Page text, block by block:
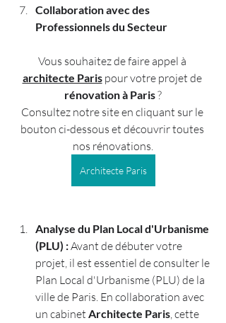
Collaboration avec des
Professionnels du Secteur
Vous souhaitez de faire appel à
architecte Paris pour votre projet de
rénovation à Paris ?
Consultez notre site en cliquant sur le
bouton ci-dessous et découvrir toutes
nos rénovations.
Architecte Paris
Analyse du Plan Local d'Urbanisme
(PLU) : Avant de débuter votre
projet, il est essentiel de consulter le
Plan Local d'Urbanisme (PLU) de la
ville de Paris. En collaboration avec
un cabinet Architecte Paris, cette